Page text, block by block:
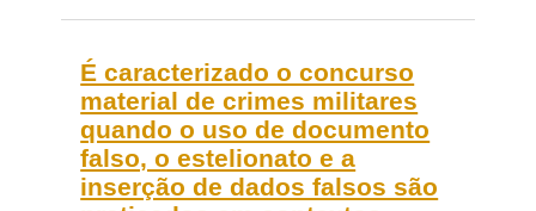
É caracterizado o concurso
material de crimes militares
quando o uso de documento
falso, o estelionato e a
inserção de dados falsos são